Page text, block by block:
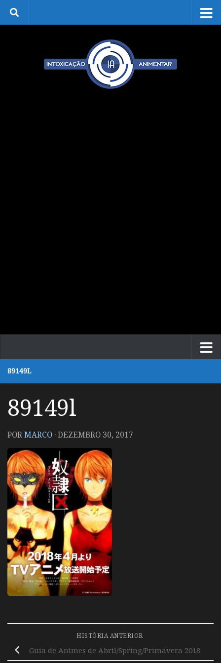
Skip to content
89149L
89149l
PORMARCO ·DEZEMBRO 30, 2017
HISTÓRIA ANTERIOR
Guia de Animes de Abril/Spring/Primavera 2018